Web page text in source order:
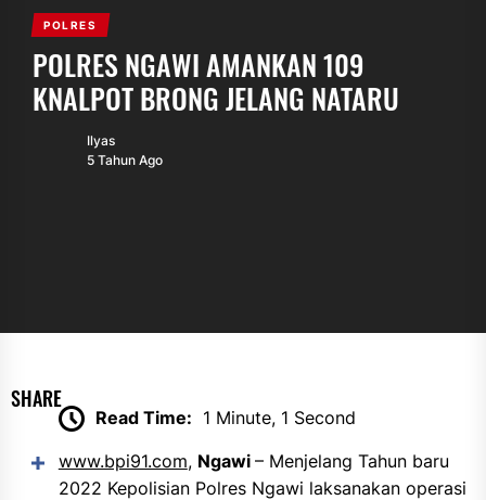
POLRES
POLRES NGAWI AMANKAN 109
KNALPOT BRONG JELANG NATARU
Ilyas
5 Tahun Ago
SHARE
Read Time: 1 Minute, 1 Second
www.bpi91.com, Ngawi – Menjelang Tahun baru
2022 Kepolisian Polres Ngawi laksanakan operasi